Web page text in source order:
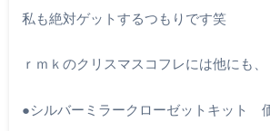
私も絶対ゲットするつもりです笑
ｒｍｋのクリスマスコフレには他にも、
●シルバーミラークローゼットキット